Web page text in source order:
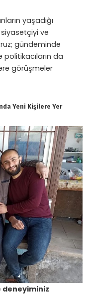
yaşadığı
ve
gündeminde
da
görüşmeler
Yeni Kişilere Yer
deneyiminiz